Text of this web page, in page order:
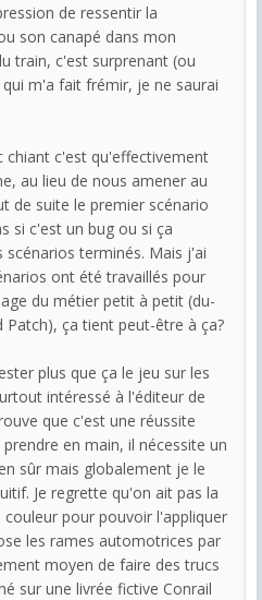
de ressentir la
son canapé dans mon
train, c'est surprenant (ou
m'a fait frémir, je ne saurai
chiant c'est qu'effectivement
au lieu de nous amener au
de suite le premier scénario
si c'est un bug ou si ça
terminés. Mais j'ai
ont été travaillés pour
du métier petit à petit (du-
Patch), ça tient peut-être à ça?
plus que ça le jeu sur les
intéressé à l'éditeur de
que c'est une réussite
en main, il nécessite un
sûr mais globalement je le
Je regrette qu'on ait pas la
pour pouvoir l'appliquer
les rames automotrices par
moyen de faire des trucs
sur une livrée fictive Conrail